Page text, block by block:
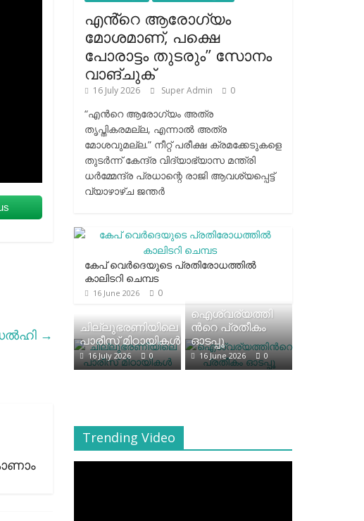
→
എൻ്റെ ആരോഗ്യം
മോശമാണ്, പക്ഷെ
പോരാട്ടം തുടരും” സോനം
വാങ്ചുക്
16 July 2026 Super Admin 0
“എന്‍റെ ആരോഗ്യം അത്ര
തൃപ്തികരമല്ല, എന്നാൽ അത്ര
മോശവുമല്ല.” നീറ്റ് പരീക്ഷ ക്രമക്കേടുകളെ
തുടർന്ന് കേന്ദ്ര വിദ്യാഭ്യാസ മന്ത്രി
ധർമ്മേന്ദ്ര പ്രധാന്റെ രാജി ആവശ്യപ്പെട്ട്
വ്യാഴാഴ്ച ജന്തർ
കേപ് വെര്‍ദെയുടെ പ്രതിരോധത്തില്‍
കാലിടറി ചെമ്പട
16 June 2026 0
ചില്ലുഭരണിയിലെ
പാരീസ് മിഠായികള്‍
16 July 2026 0
ഐശ്വര്യത്തി
ന്‍റെ പ്രതീകം
ഓടപ്പൂ
16 June 2026 0
Trending Video